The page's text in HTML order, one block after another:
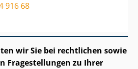
916 68
wir Sie bei rechtlichen sowie
Fragestellungen zu Ihrer